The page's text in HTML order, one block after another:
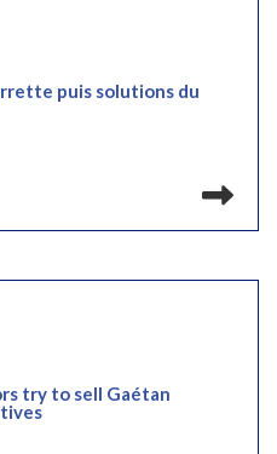
puis solutions du
try to sell Gaétan